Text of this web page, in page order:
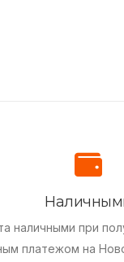
наличными при
платежом на